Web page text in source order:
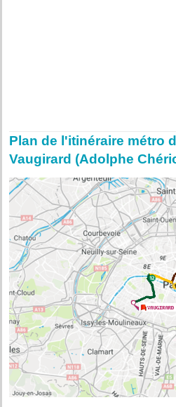
Plan de l'itinéraire métro
Vaugirard (Adolphe